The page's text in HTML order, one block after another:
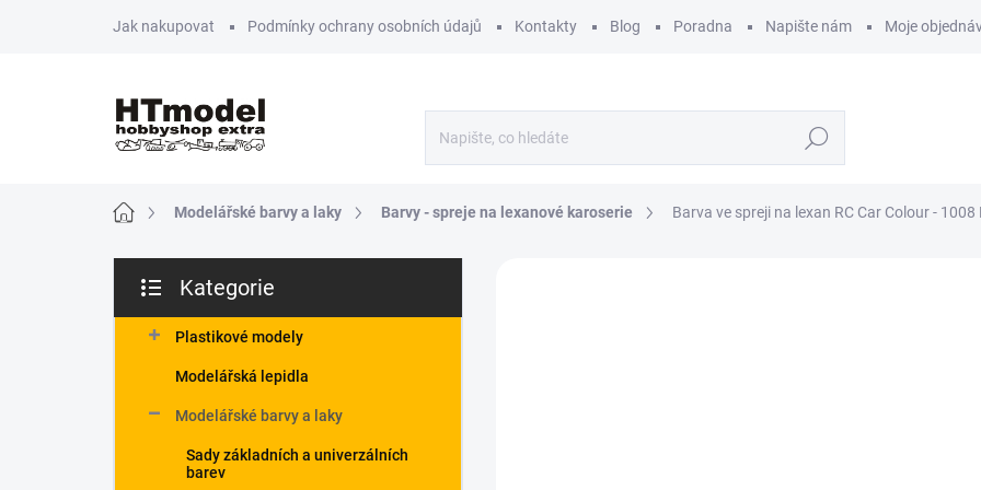
Jak nakupovat Podmínky ochrany osobních údajů Kontakty Blog Poradna Napište nám Moje
Hledat
Domů Modelářské barvy a laky Barvy - spreje na lexanové karoserie Barva ve spreji na lexan RC Car Colour -
s
kategorie
Kategorie
Plastikové modely
Modelářská lepidla
Modelářské barvy a laky
Sady základních a univerzálních
barev